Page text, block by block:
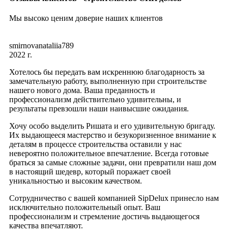
Мы высоко ценим доверие наших клиентов
smirnovanataliia789
2022 г.
Хотелось бы передать вам искреннюю благодарность за
замечательную работу, выполненную при строительстве
нашего нового дома. Ваша преданность и
профессионализм действительно удивительны, и
результаты превзошли наши наивысшие ожидания.
Хочу особо выделить Ришата и его удивительную бригаду.
Их выдающееся мастерство и безукоризненное внимание к
деталям в процессе строительства оставили у нас
невероятно положительное впечатление. Всегда готовые
браться за самые сложные задачи, они превратили наш дом
в настоящий шедевр, который поражает своей
уникальностью и высоким качеством.
Сотрудничество с вашей компанией SipDelux принесло нам
исключительно положительный опыт. Ваш
профессионализм и стремление достичь выдающегося
качества впечатляют.